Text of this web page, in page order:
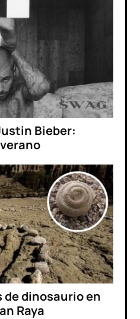
Bieber:
dinosaurio en
Raya